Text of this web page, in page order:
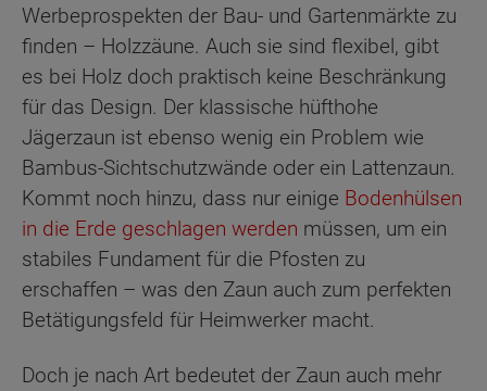
Werbeprospekten der Bau- und Gartenmärkte zu
finden – Holzzäune. Auch sie sind flexibel, gibt
es bei Holz doch praktisch keine Beschränkung
für das Design. Der klassische hüfthohe
Jägerzaun ist ebenso wenig ein Problem wie
Bambus-Sichtschutzwände oder ein Lattenzaun.
Kommt noch hinzu, dass nur einige Bodenhülsen
in die Erde geschlagen werden müssen, um ein
stabiles Fundament für die Pfosten zu
erschaffen – was den Zaun auch zum perfekten
Betätigungsfeld für Heimwerker macht.
Doch je nach Art bedeutet der Zaun auch mehr